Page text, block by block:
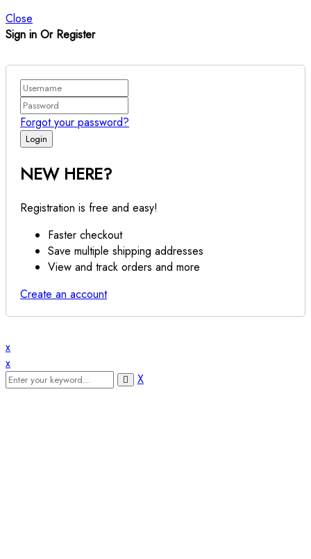
Close
Sign in Or Register
Forgot your password?
NEW HERE?
Registration is free and easy!
Faster checkout
Save multiple shipping addresses
View and track orders and more
Create an account
x
x
X